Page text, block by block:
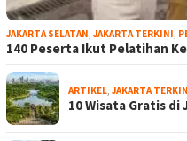
JAKARTA SELATAN JAKARTA TERKINI
140 Peserta Ikut Pelatihan
ARTIKEL JAKARTA
10 Wisata Gratis